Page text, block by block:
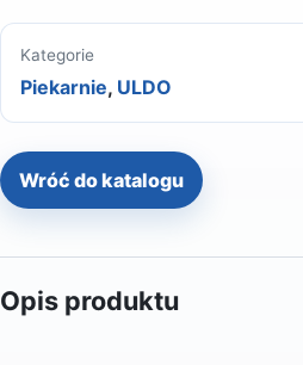
Kategorie
Piekarnie, ULDO
Wróć do katalogu
Opis produktu